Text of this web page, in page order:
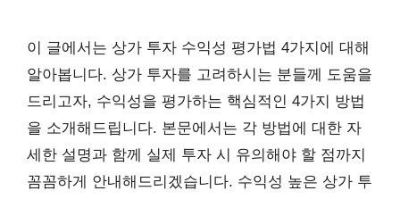
이 글에서는 상가 투자 수익성 평가법 4가지에 대해
알아봅니다. 상가 투자를 고려하시는 분들께 도움을
드리고자, 수익성을 평가하는 핵심적인 4가지 방법
을 소개해드립니다. 본문에서는 각 방법에 대한 자
세한 설명과 함께 실제 투자 시 유의해야 할 점까지
꼼꼼하게 안내해드리겠습니다. 수익성 높은 상가 투